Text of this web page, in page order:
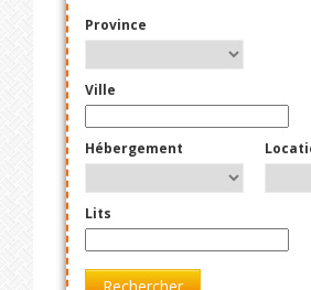
Province
Ville
Hébergement
Lits